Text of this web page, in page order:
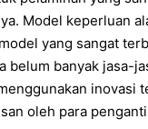
Model keperluan
yang sangat
banyak jasa-
inovasi
oleh para